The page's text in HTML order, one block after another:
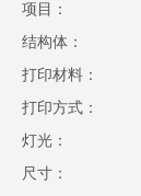
项目：
结构体：
打印材料：
打印方式：
灯光：
尺寸：